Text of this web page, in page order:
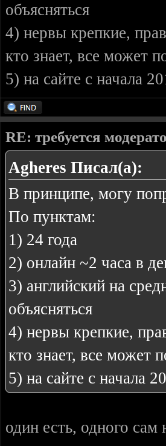
объясняться
4) нервы крепкие,
кто знает, все может
5) на сайте с начала
RE: требуется
Agheres Писал(а):
В принципе, могу
По пунктам:
1) 24 года
2) онлайн ~2 часа в
3) английский на
объясняться
4) нервы крепкие,
кто знает, все может
5) на сайте с начала
один есть, одного